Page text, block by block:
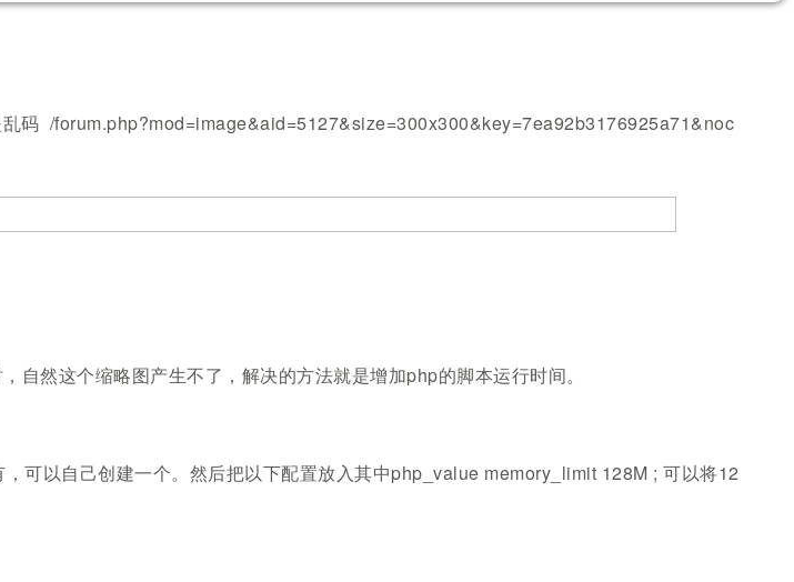
码 /forum.php?mod=image&aid=5127&size=300x300&key=7ea92b3176925a71&noc
然这个缩略图产生不了，解决的方法就是增加php的脚本运行时间。
可以自己创建一个。然后把以下配置放入其中php_value memory_limit 128M ; 可以将12